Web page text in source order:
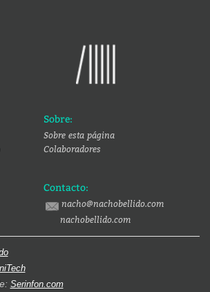
Sobre:
Sobre esta página
Colaboradores
Contacto:
nacho@nachobellido.com
nachobellido.com
Serinfon.com